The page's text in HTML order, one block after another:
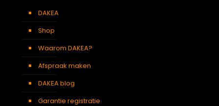
DAKEA
Shop
Waarom DAKEA?
Afspraak maken
DAKEA blog
Garantie registratie